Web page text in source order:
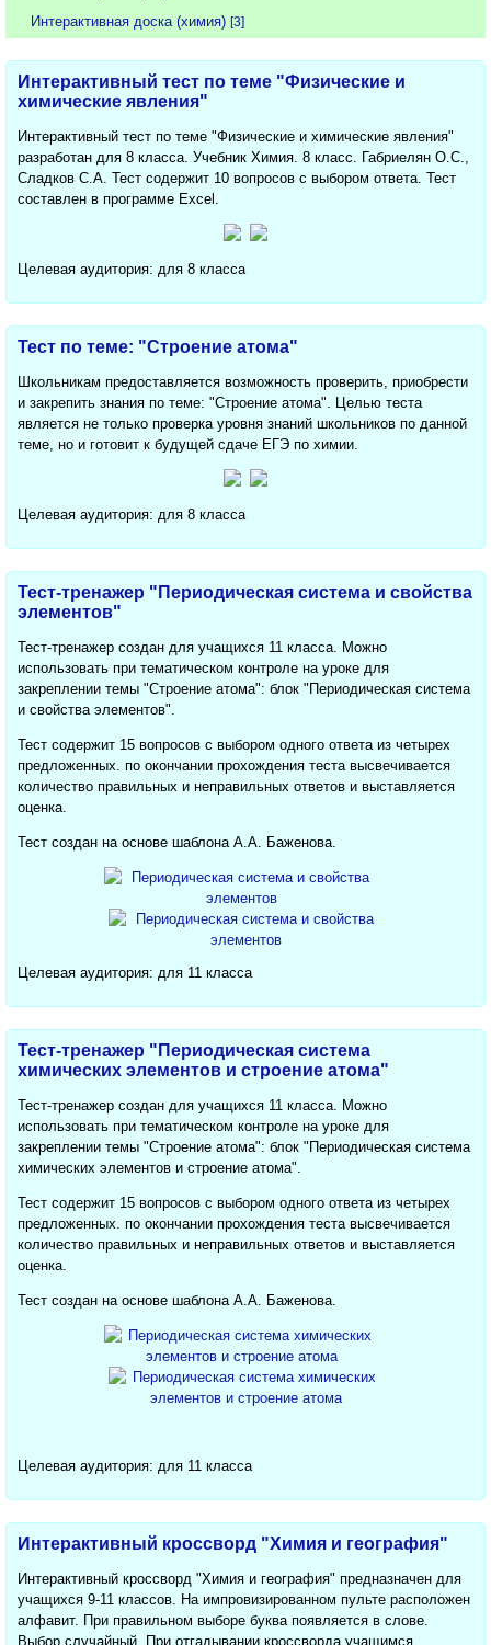
Интерактивная доска (химия) [3]
Интерактивный тест по теме "Физические и
химические явления"
Интерактивный тест по теме "Физические и химические явления"
разработан для 8 класса. Учебник Химия. 8 класс. Габриелян О.С.,
Сладков С.А. Тест содержит 10 вопросов с выбором ответа. Тест
составлен в программе Excel.
Целевая аудитория: для 8 класса
Тест по теме: "Строение атома"
Школьникам предоставляется возможность проверить, приобрести
и закрепить знания по теме: "Строение атома". Целью теста
является не только проверка уровня знаний школьников по данной
теме, но и готовит к будущей сдаче ЕГЭ по химии.
Целевая аудитория: для 8 класса
Тест-тренажер "Периодическая система и свойства
элементов"
Тест-тренажер создан для учащихся 11 класса. Можно
использовать при тематическом контроле на уроке для
закреплении темы "Строение атома": блок "Периодическая система
и свойства элементов".
Тест содержит 15 вопросов с выбором одного ответа из четырех
предложенных. по окончании прохождения теста высвечивается
количество правильных и неправильных ответов и выставляется
оценка.
Тест создан на основе шаблона А.А. Баженова.
Целевая аудитория: для 11 класса
Тест-тренажер "Периодическая система
химических элементов и строение атома"
Тест-тренажер создан для учащихся 11 класса. Можно
использовать при тематическом контроле на уроке для
закреплении темы "Строение атома": блок "Периодическая система
химических элементов и строение атома".
Тест содержит 15 вопросов с выбором одного ответа из четырех
предложенных. по окончании прохождения теста высвечивается
количество правильных и неправильных ответов и выставляется
оценка.
Тест создан на основе шаблона А.А. Баженова.
Целевая аудитория: для 11 класса
Интерактивный кроссворд "Химия и география"
Интерактивный кроссворд "Химия и география" предназначен для
учащихся 9-11 классов. На импровизированном пульте расположен
алфавит. При правильном выборе буква появляется в слове.
Выбор случайный. При отгадывании кроссворда учащимся